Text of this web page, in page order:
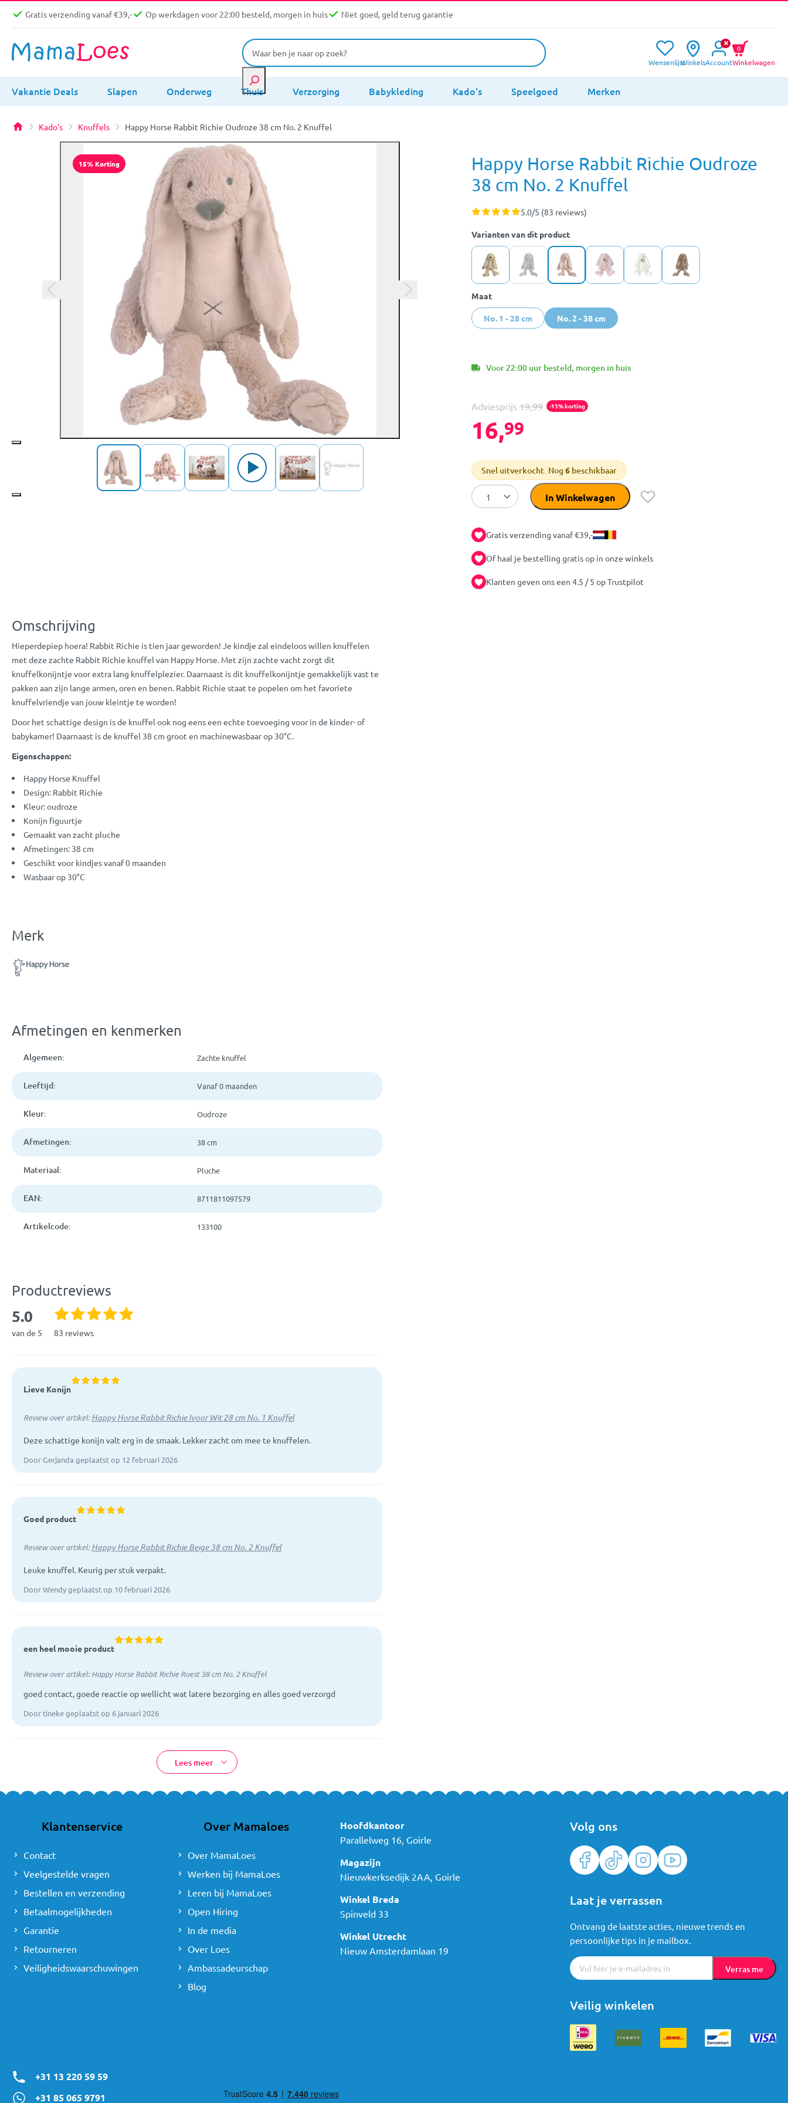
Gratis verzending vanaf €39,- Op werkdagen voor 22:00 besteld, morgen in huis Niet goed, geld terug garantie
WensenlijstWinkelsAccountWinkelwagen
0
Vakantie Deals Slapen Onderweg Thuis Verzorging Babykleding Kado's Speelgoed Merken
Kado's Knuffels Happy Horse Rabbit Richie Oudroze 38 cm No. 2 Knuffel
15% Korting
Happy Horse Rabbit Richie Oudroze
38 cm No. 2 Knuffel
5.0/5 (83 reviews)
Varianten van dit product
Maat
No. 1 - 28 cm No. 2 - 38 cm
Voor 22:00 uur besteld, morgen in huis
Adviesprijs 19,99 -15% korting
16,99
Snel uitverkocht. Nog6 beschikbaar
In Winkelwagen
Gratis verzending vanaf €39,-
Of haal je bestelling gratis op in onze winkels
Klanten geven ons een 4.5 / 5 op Trustpilot
Omschrijving
Hieperdepiep hoera! Rabbit Richie is tien jaar geworden! Je kindje zal eindeloos willen knuffelen
met deze zachte Rabbit Richie knuffel van Happy Horse. Met zijn zachte vacht zorgt dit
knuffelkonijntje voor extra lang knuffelplezier. Daarnaast is dit knuffelkonijntje gemakkelijk vast te
pakken aan zijn lange armen, oren en benen. Rabbit Richie staat te popelen om het favoriete
knuffelvriendje van jouw kleintje te worden!
Door het schattige design is de knuffel ook nog eens een echte toevoeging voor in de kinder- of
babykamer! Daarnaast is de knuffel 38 cm groot en machinewasbaar op 30°C.
Eigenschappen:
Happy Horse Knuffel
Design: Rabbit Richie
Kleur: oudroze
Konijn figuurtje
Gemaakt van zacht pluche
Afmetingen: 38 cm
Geschikt voor kindjes vanaf 0 maanden
Wasbaar op 30°C
Merk
Afmetingen en kenmerken
Algemeen: Zachte knuffel
Leeftijd: Vanaf 0 maanden
Kleur: Oudroze
Afmetingen: 38 cm
Materiaal: Pluche
EAN: 8711811097579
Artikelcode: 133100
Productreviews
5.0
van de 5 83 reviews
Lieve Konijn
Review over artikel:Happy Horse Rabbit Richie Ivoor Wit 28 cm No. 1 Knuffel
Deze schattige konijn valt erg in de smaak. Lekker zacht om mee te knuffelen.
Door Gerjanda geplaatst op 12 februari 2026
Goed product
Review over artikel:Happy Horse Rabbit Richie Beige 38 cm No. 2 Knuffel
Leuke knuffel. Keurig per stuk verpakt.
Door Wendy geplaatst op 10 februari 2026
een heel mooie product
Review over artikel:Happy Horse Rabbit Richie Roest 38 cm No. 2 Knuffel
goed contact, goede reactie op wellicht wat latere bezorging en alles goed verzorgd
Door tineke geplaatst op 6 januari 2026
Lees meer
Klantenservice
Contact
Veelgestelde vragen
Bestellen en verzending
Betaalmogelijkheden
Garantie
Retourneren
Veiligheidswaarschuwingen
Over Mamaloes
Over MamaLoes
Werken bij MamaLoes
Leren bij MamaLoes
Open Hiring
In de media
Over Loes
Ambassadeurschap
Blog
Hoofdkantoor
Parallelweg 16, Goirle
Magazijn
Nieuwkerksedijk 2AA, Goirle
Winkel Breda
Spinveld 33
Winkel Utrecht
Nieuw Amsterdamlaan 19
Volg ons
Veilig winkelen
Laat je verrassen
Ontvang de laatste acties, nieuwe trends en
persoonlijke tips in je mailbox.
Verras me
+31 13 220 59 59
+31 85 065 9791